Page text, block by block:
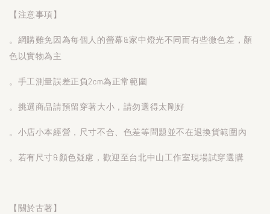
【注意事項】
。網購難免因為每個人的螢幕&家中燈光不同而有些微色差，顏
色以實物為主
。手工測量誤差正負2cm為正常範圍
。挑選商品請預留穿著大小，請勿選得太剛好
。小店小本經營，尺寸不合、色差等問題並不在退換貨範圍內
。若有尺寸&顏色疑慮，歡迎至台北中山工作室現場試穿選購
【關於古著】